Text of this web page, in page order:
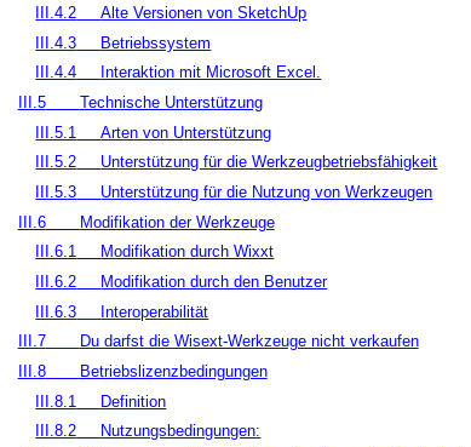
III.4.2
Alte Versionen von SketchUp
III.4.3
Betriebssystem
III.4.4
Interaktion mit Microsoft Excel.
III.5
Technische Unterstützung
III.5.1
Arten von Unterstützung
III.5.2
Unterstützung für die Werkzeugbetriebsfähigkeit
III.5.3
Unterstützung für die Nutzung von Werkzeugen
III.6
Modifikation der Werkzeuge
III.6.1
Modifikation durch Wixxt
III.6.2
Modifikation durch den Benutzer
III.6.3
Interoperabilität
III.7
Du darfst die Wisext-Werkzeuge nicht verkaufen
III.8
Betriebslizenzbedingungen
III.8.1
Definition
III.8.2
Nutzungsbedingungen: